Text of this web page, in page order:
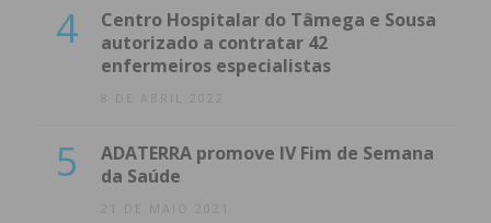
4
Centro Hospitalar do Tâmega e Sousa
autorizado a contratar 42
enfermeiros especialistas
8 DE ABRIL 2022
5
ADATERRA promove IV Fim de Semana
da Saúde
21 DE MAIO 2021